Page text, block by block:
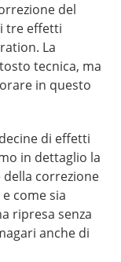
del
tre effetti
La
tecnica, ma
in questo
di effetti
in dettaglio la
correzione
come sia
ripresa senza
anche di